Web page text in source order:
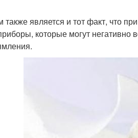
является и тот факт, что
которые могут негативно